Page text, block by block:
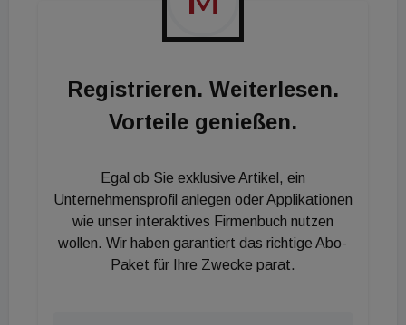
renommierten Harvard University entfernt. Der
erzielte Verkaufspreis von 174,55 Mio. US-Dollar
der aktualisierten Mid-Case Verkaufsprognose (Re-
Underwriting Anfang 2020). Die Haltedauer des
bedingt (Bauunterbrechung/Lockdown) um ca. 14
Monate auf rund 50 Monate. In der
Einzelbetrachtung konnte mit dieser Investition ein
Investorenreturn von rund 14 Prozent p. a. erzielt
Registrieren. Weiterlesen.
Vorteile genießen.
Egal ob Sie exklusive Artikel, ein
Unternehmensprofil anlegen oder Applikationen
wie unser interaktives Firmenbuch nutzen
wollen. Wir haben garantiert das richtige Abo-
Paket für Ihre Zwecke parat.